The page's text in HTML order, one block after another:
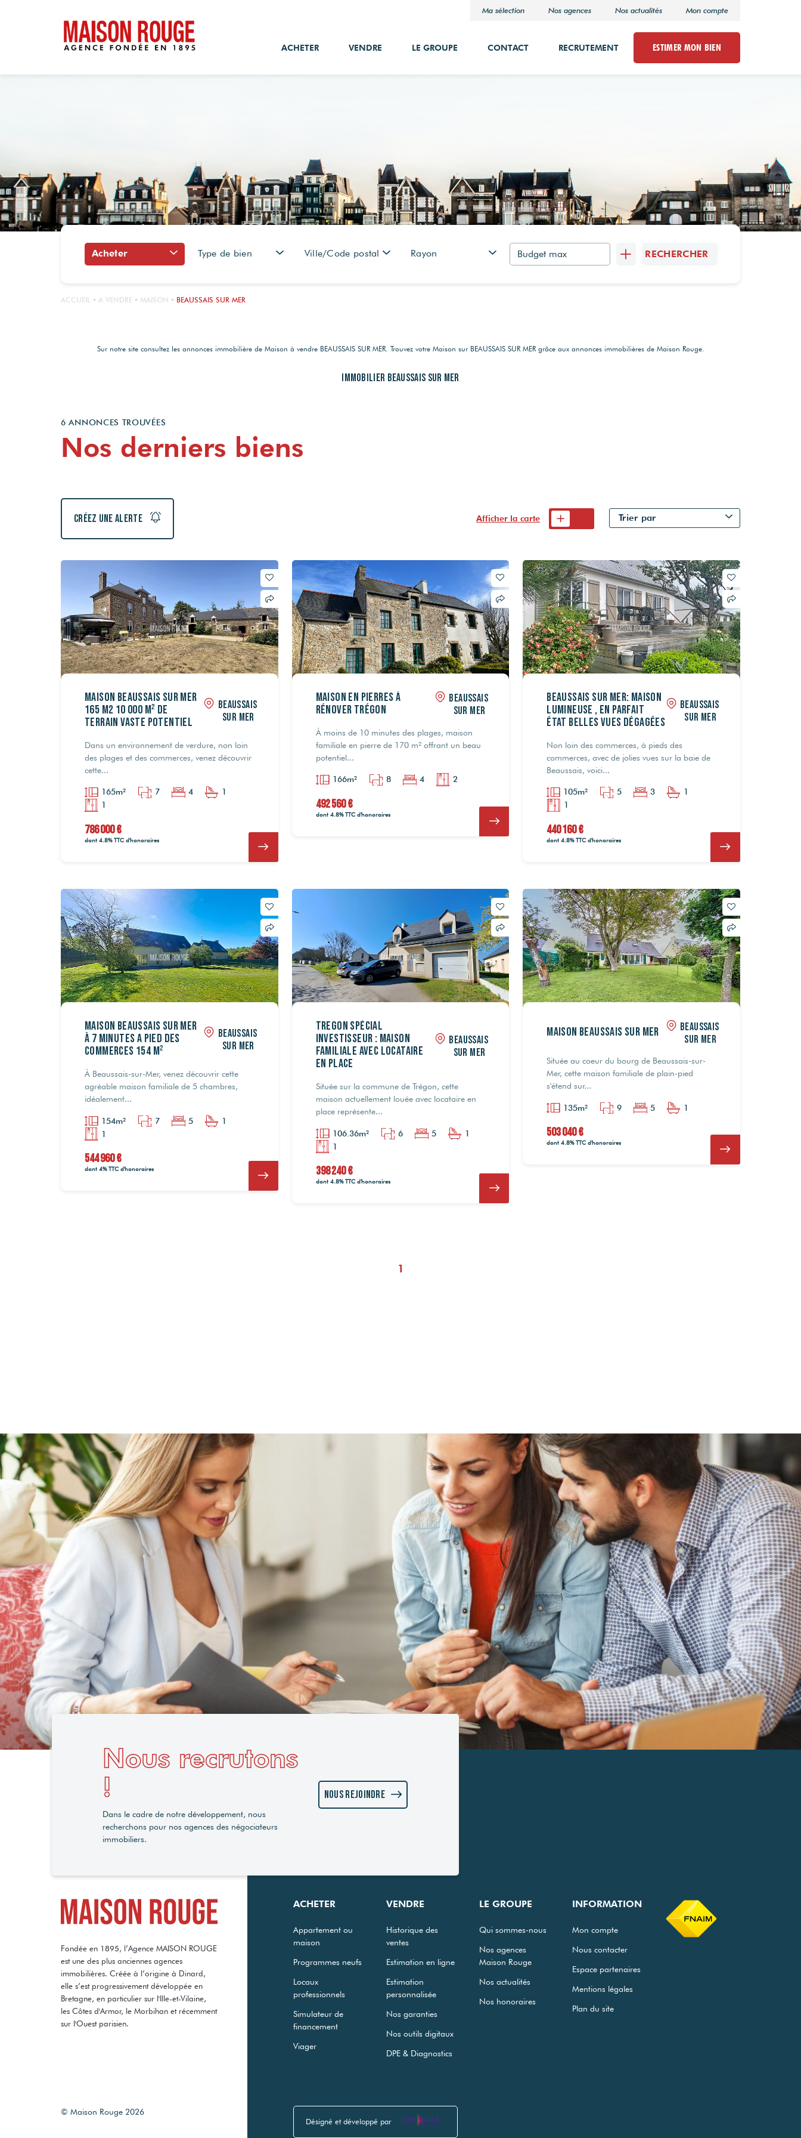
Ma sélection Nos agences Nos actualités Mon compte
ACHETER VENDRE LE GROUPE CONTACT RECRUTEMENT ESTIMER MON BIEN
Acheter Type de bien Ville/Code postal Rayon RECHERCHER
ACCUEIL A VENDRE MAISON BEAUSSAIS SUR MER
Sur notre site consultez les annonces immobilière de Maison à vendre BEAUSSAIS SUR MER. Trouvez votre Maison sur BEAUSSAIS SUR MER grâce aux annonces immobilières de Maison Rouge.
Immobilier BEAUSSAIS SUR MER
6 ANNONCES TROUVÉES
Nos derniers biens
Créez une alerte Afficher la carte Trier par
786 000 €
786 000 €
Maison Beaussais Sur Mer
165 m2 10 000 m² de
terrain vaste potentiel
BEAUSSAIS
SUR MER
Dans un environnement de verdure, non loin
des plages et des commerces, venez découvrir
cette...
165m² 7 4
1
1
786 000 €
dont 4.8% TTC d'honoraires
Maison en Pierres à
rénover Trégon
BEAUSSAIS
SUR MER
À moins de 10 minutes des plages, maison
familiale en pierre de 170 m² offrant un beau
potentiel...
166m² 8 4 2
492 560 €
dont 4.8% TTC d'honoraires
Beaussais Sur Mer: Maison
lumineuse , en parfait
état belles vues dégagées
BEAUSSAIS
SUR MER
Non loin des commerces, à pieds des
commerces, avec de jolies vues sur la baie de
Beaussais, voici...
105m² 5 3
1
1
440 160 €
dont 4.8% TTC d'honoraires
Maison Beaussais sur mer
à 7 minutes a pied des
commerces 154 m²
BEAUSSAIS
SUR MER
À Beaussais-sur-Mer, venez découvrir cette
agréable maison familiale de 5 chambres,
idéalement...
154m² 7 5
1
1
544 960 €
dont 4% TTC d'honoraires
TREGON Spécial
investisseur : Maison
familiale avec locataire
en place
BEAUSSAIS
SUR MER
Située sur la commune de Trégon, cette
maison actuellement louée avec locataire en
place représente...
106.36m² 6 5
1
1
398 240 €
dont 4.8% TTC d'honoraires
Maison BEAUSSAIS SUR MER
BEAUSSAIS
SUR MER
Située au coeur du bourg de Beaussais-sur-
Mer, cette maison familiale de plain-pied
s'étend sur...
135m² 9 5 1
503 040 €
dont 4.8% TTC d'honoraires
1
Nous recrutons
!
Dans le cadre de notre développement, nous
recherchons pour nos agences des négociateurs
immobiliers.
Nous rejoindre
Fondée en 1895, l’Agence MAISON ROUGE
est une des plus anciennes agences
immobilières. Créée à l’origine à Dinard,
elle s’est progressivement développée en
Bretagne, en particulier sur l'Ille-et-Vilaine,
les Côtes d'Armor, le Morbihan et récemment
sur l'Ouest parisien.
ACHETER
Appartement ou
maison
Programmes neufs
Locaux
professionnels
Simulateur de
financement
Viager
VENDRE
Historique des
ventes
Estimation en ligne
Estimation
personnalisée
Nos garanties
Nos outils digitaux
DPE & Diagnostics
LE GROUPE
Qui sommes-nous
Nos agences
Maison Rouge
Nos actualités
Nos honoraires
INFORMATION
Mon compte
Nous contacter
Espace partenaires
Mentions légales
Plan du site
© Maison Rouge 2026
Désigné et développé par